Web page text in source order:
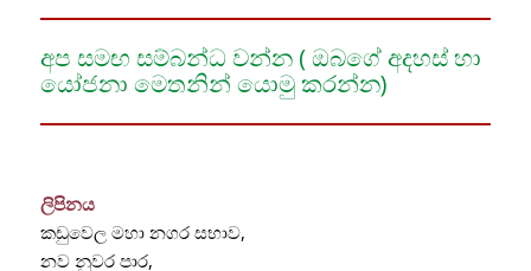
අප සමඟ සම්බන්ධ වන්න ( ඔබගේ අදහස් හා
යෝජනා මෙතනින් යොමු කරන්න)
ලිපිනය
කඩුවෙල මහා නගර සභාව,
නව නුවර පාර,